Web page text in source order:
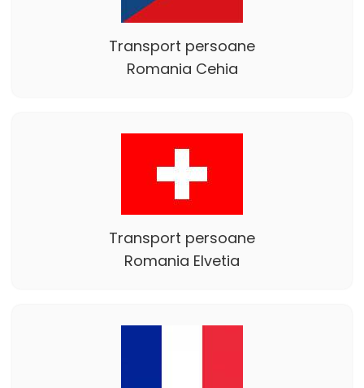
Transport persoane
Romania Cehia
Transport persoane
Romania Elvetia